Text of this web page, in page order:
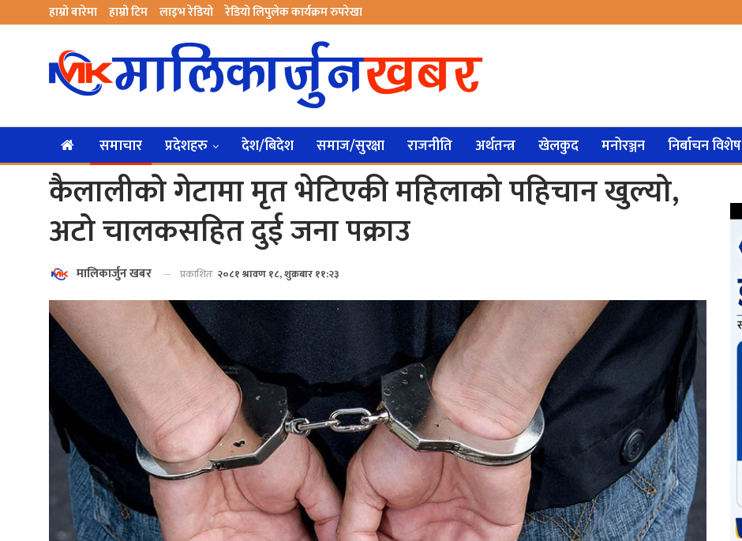
हाम्रो बारेमा हाम्रो टिम लाइभ रेडियो रेडियो लिपुलेक कार्यक्रम रुपरेखा
समाचार प्रदेशहरु देश/बिदेश समाज/सुरक्षा राजनीति अर्थतन्त्र खेलकुद मनोरञ्जन निर्बाचन विशेष
कैलालीको गेटामा मृत भेटिएकी महिलाको पहिचान खुल्यो,
अटो चालकसहित दुई जना पक्राउ
मालिकार्जुन खबर प्रकाशितः २०८१ श्रावण १८, शुक्रबार ११:२३